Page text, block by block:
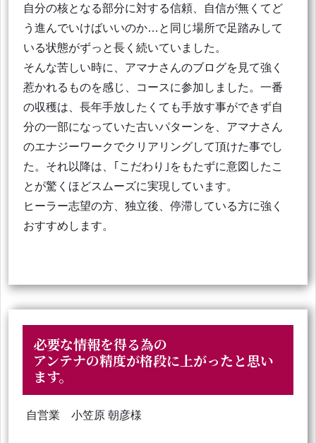
自分の核となる部分に対する信頼、自信が無くてど
う進んでいけばいいのか…と同じ場所で足踏みして
いる状態がずっと長く続いていました。
そんな苦しい時に、アマナさんのブログを見て強く
惹かれるものを感じ、コースに参加しました。一番
の収穫は、長年手放したくても手放す事ができず自
分の一部になっていた古いパターンを、アマナさん
のエナジーワークでクリアリングして頂けた事でし
た。それ以降は、｢こだわり｣をもたずに意図したこ
とが驚くほどスムーズに実現しています。
ヒーラー志望の方、独立後、停滞している方に強く
おすすめします。
必要な情報を得る為の
アンテナの精度が格段に上がったと思い
ます。
自営業 小笠原 朝彦様